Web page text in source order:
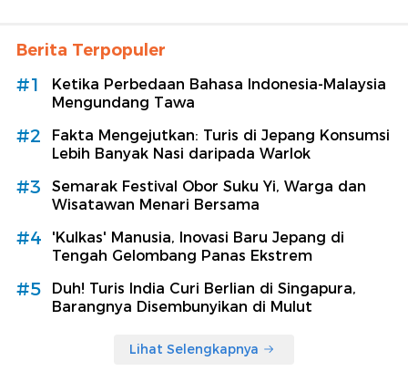
Berita Terpopuler
#1
Ketika Perbedaan Bahasa Indonesia-Malaysia
Mengundang Tawa
#2
Fakta Mengejutkan: Turis di Jepang Konsumsi
Lebih Banyak Nasi daripada Warlok
#3
Semarak Festival Obor Suku Yi, Warga dan
Wisatawan Menari Bersama
#4
'Kulkas' Manusia, Inovasi Baru Jepang di
Tengah Gelombang Panas Ekstrem
#5
Duh! Turis India Curi Berlian di Singapura,
Barangnya Disembunyikan di Mulut
Lihat Selengkapnya